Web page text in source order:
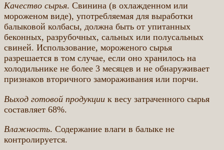
Качество сырья. Свинина (в охлажденном или
мороженом виде), употребляемая для выработки
балыковой колбасы, должна быть от упитанных
беконных, разрубочных, сальных или полусальных
свиней. Использование, мороженого сырья
разрешается в том случае, если оно хранилось на
холодильнике не более 3 месяцев и не обнаруживает
признаков вторичного замораживания или порчи.
Выход готовой продукции к весу затраченного сырья
составляет 68%.
Влажность. Содержание влаги в балыке не
контролируется.